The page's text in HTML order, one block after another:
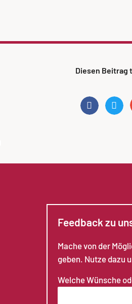
Diesen Beitrag
Feedback zu
Mache von der
geben. Nutze dazu
Welche Wünsche